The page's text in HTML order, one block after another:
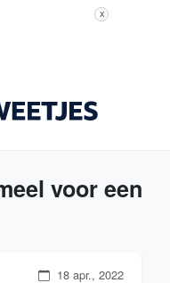
X
voor een
18 apr., 2022